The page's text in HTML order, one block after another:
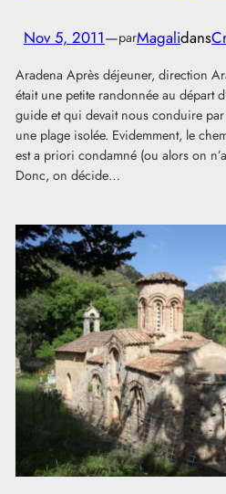
Nov 5, 2011—parMagalidans
Aradena Après déjeuner, direction
était une petite randonnée au départ
guide et qui devait nous conduire
une plage isolée. Evidemment, le
est a priori condamné (ou alors on
Donc, on décide…